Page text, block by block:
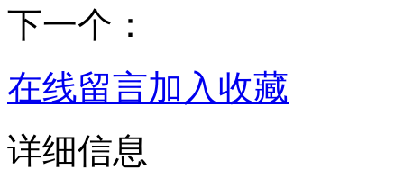
下一个：
在线留言加入收藏
详细信息